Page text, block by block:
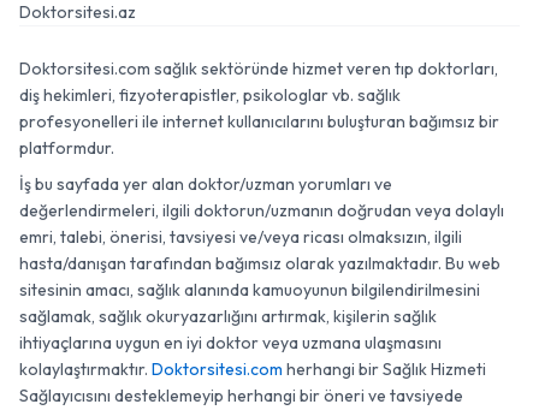
Doktorsitesi.az
Doktorsitesi.com sağlık sektöründe hizmet veren tıp doktorları,
diş hekimleri, fizyoterapistler, psikologlar vb. sağlık
profesyonelleri ile internet kullanıcılarını buluşturan bağımsız bir
platformdur.
İş bu sayfada yer alan doktor/uzman yorumları ve
değerlendirmeleri, ilgili doktorun/uzmanın doğrudan veya dolaylı
emri, talebi, önerisi, tavsiyesi ve/veya ricası olmaksızın, ilgili
hasta/danışan tarafından bağımsız olarak yazılmaktadır. Bu web
sitesinin amacı, sağlık alanında kamuoyunun bilgilendirilmesini
sağlamak, sağlık okuryazarlığını artırmak, kişilerin sağlık
ihtiyaçlarına uygun en iyi doktor veya uzmana ulaşmasını
kolaylaştırmaktır. Doktorsitesi.com herhangi bir Sağlık Hizmeti
Sağlayıcısını desteklemeyip herhangi bir öneri ve tavsiyede